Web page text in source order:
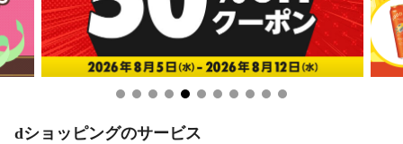
dショッピングのサービス